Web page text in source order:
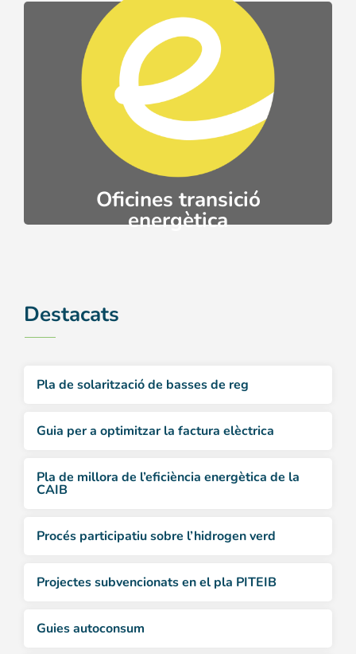
Oficines transició
energètica
Oficines d'assessorament ciutadà,
acompanyament de projectes i
sensibilització en matèria de transició
energètica.
Ves-hi
Destacats
Pla de solarització de basses de reg
Guia per a optimitzar la factura elèctrica
Pla de millora de l’eficiència energètica de la
CAIB
Procés participatiu sobre l’hidrogen verd
Projectes subvencionats en el pla PITEIB
Guies autoconsum